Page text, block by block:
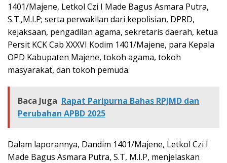
1401/Majene, Letkol Czi I Made Bagus Asmara Putra,
S.T.,M.I.P; serta perwakilan dari kepolisian, DPRD,
kejaksaan, pengadilan agama, sekretaris daerah, ketua
Persit KCK Cab XXXVI Kodim 1401/Majene, para Kepala
OPD Kabupaten Majene, tokoh agama, tokoh
masyarakat, dan tokoh pemuda.
Baca Juga Rapat Paripurna Bahas RPJMD dan
Perubahan APBD 2025
Dalam laporannya, Dandim 1401/Majene, Letkol Czi I
Made Bagus Asmara Putra, S.T, M.I.P, menjelaskan